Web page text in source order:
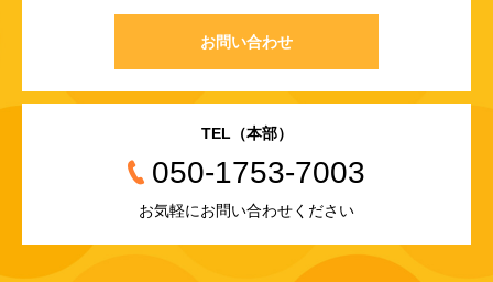
お問い合わせ
TEL（本部）
050-1753-7003
お気軽にお問い合わせください